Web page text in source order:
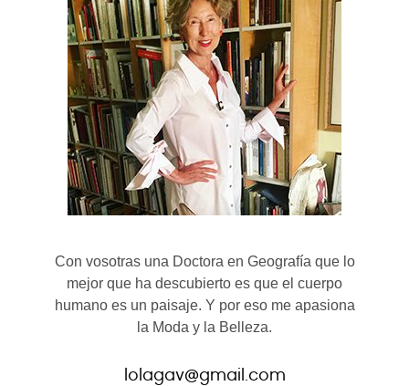
Con vosotras una Doctora en Geografía que lo
mejor que ha descubierto es que el cuerpo
humano es un paisaje. Y por eso me apasiona
la Moda y la Belleza.
lolagav@gmail.com